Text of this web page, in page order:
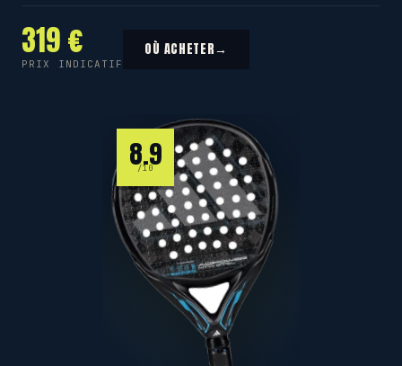
319 €
PRIX INDICATIF
OÙ ACHETER→
8.9
/10